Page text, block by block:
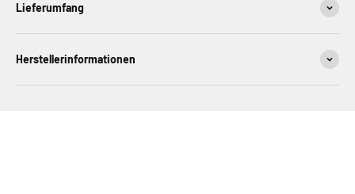
Lieferumfang
Herstellerinformationen